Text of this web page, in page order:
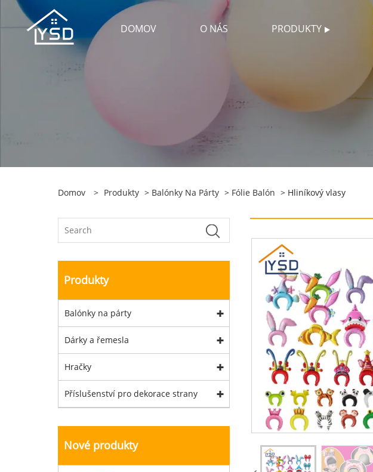
DOMOV O NÁS PRODUKTY
Domov > Produkty > Balónky Na Párty > Fólie Balón > Hliníkový vlasy
Produkty
Balónky na párty
Dárky a řemesla
Hračky
Příslušenství pro dekorace strany
Nové produkty